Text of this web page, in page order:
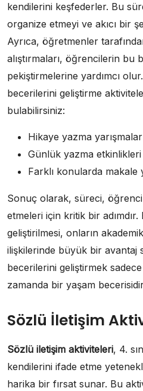
kendilerini keşfederler. Bu
organize etmeyi ve akıcı bir
Ayrıca, öğretmenler
alıştırmaları, öğrencilerin bu
pekiştirmelerine yardımcı
becerilerini geliştirme
bulabilirsiniz:
Hikaye yazma
Günlük yazma etkinlikleri
Farklı konularda makale
Sonuç olarak, süreci,
etmeleri için kritik bir
geliştirilmesi, onların
ilişkilerinde büyük bir avantaj
becerilerini geliştirmek
zamanda bir yaşam
Sözlü İletişim
Sözlü iletişim aktiviteleri, 4.
kendilerini ifade etme
harika bir fırsat sunar. Bu